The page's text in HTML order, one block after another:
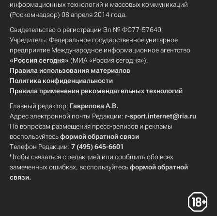
информационных технологий и массовых коммуникаций
(Роскомнадзор) 08 апреля 2014 года.
Свидетельство о регистрации Эл № ФС77-57640
Учредитель: Федеральное государственное унитарное
предприятие Международное информационное агентство
«Россия сегодня» (МИА «Россия сегодня»).
Правила использования материалов
Политика конфиденциальности
Правила применения рекомендательных технологий
Главный редактор: Гаврилова А.В.
Адрес электронной почты Редакции: r-sport.internet@ria.ru
По вопросам размещения пресс-релизов и рекламы
воспользуйтесьформой обратной связи
Телефон Редакции: 7 (495) 645-6601
Чтобы связаться с редакцией или сообщить обо всех
замеченных ошибках, воспользуйтесьформой обратной
связи.